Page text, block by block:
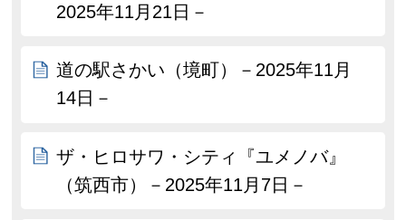
2025年11月21日－
道の駅さかい（境町）－2025年11月
14日－
ザ・ヒロサワ・シティ『ユメノバ』
（筑西市）－2025年11月7日－